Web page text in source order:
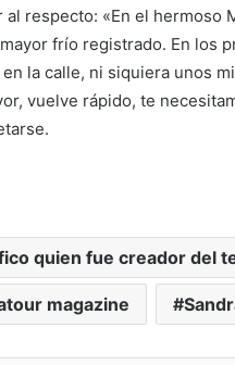
respecto: «En el hermoso
frío registrado. En los
la calle, ni siquiera unos
vuelve rápido, te
quien fue creador del
magazine